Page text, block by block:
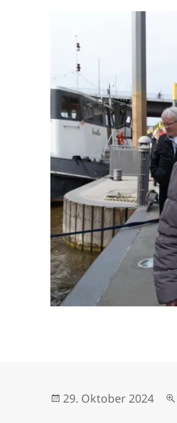
Veröffentlicht
29. Oktober 2024